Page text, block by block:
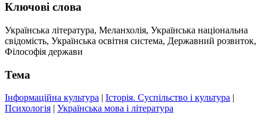
Ключові слова
Українська література, Меланхолія, Українська національна
свідомість, Українська освітня система, Державний розвиток,
Філософія держави
Тема
Інформаційна культура | Історія. Суспільство і культура |
Психологія | Українська мова і література